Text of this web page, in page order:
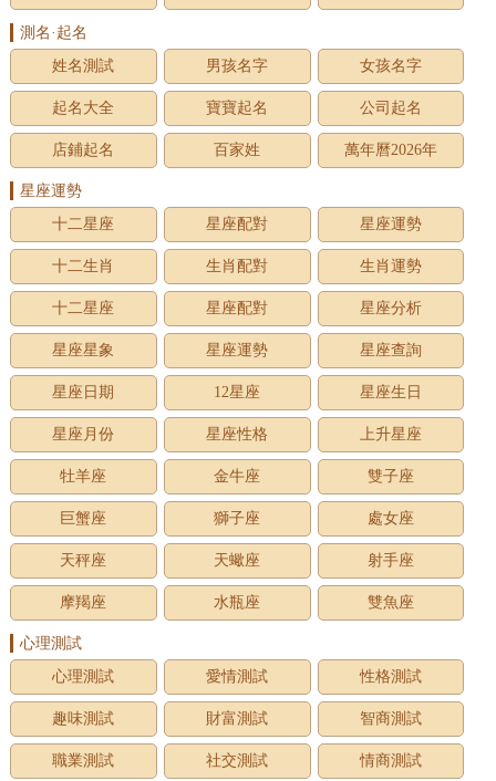
測名·起名
姓名測試
男孩名字 女孩名字
起名大全 寶寶起名 公司起名
店鋪起名 百家姓 萬年曆2026年
星座運勢
十二星座
星座配對 星座運勢
十二生肖 生肖配對 生肖運勢
十二星座 星座配對 星座分析
星座星象 星座運勢 星座查詢
星座日期 12星座 星座生日
星座月份 星座性格 上升星座
牡羊座 金牛座 雙子座
巨蟹座 獅子座 處女座
天秤座 天蠍座 射手座
摩羯座 水瓶座 雙魚座
心理測試
心理測試
愛情測試 性格測試
趣味測試 財富測試 智商測試
職業測試 社交測試 情商測試